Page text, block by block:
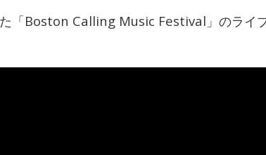
「Boston Calling Music Festival」のライ